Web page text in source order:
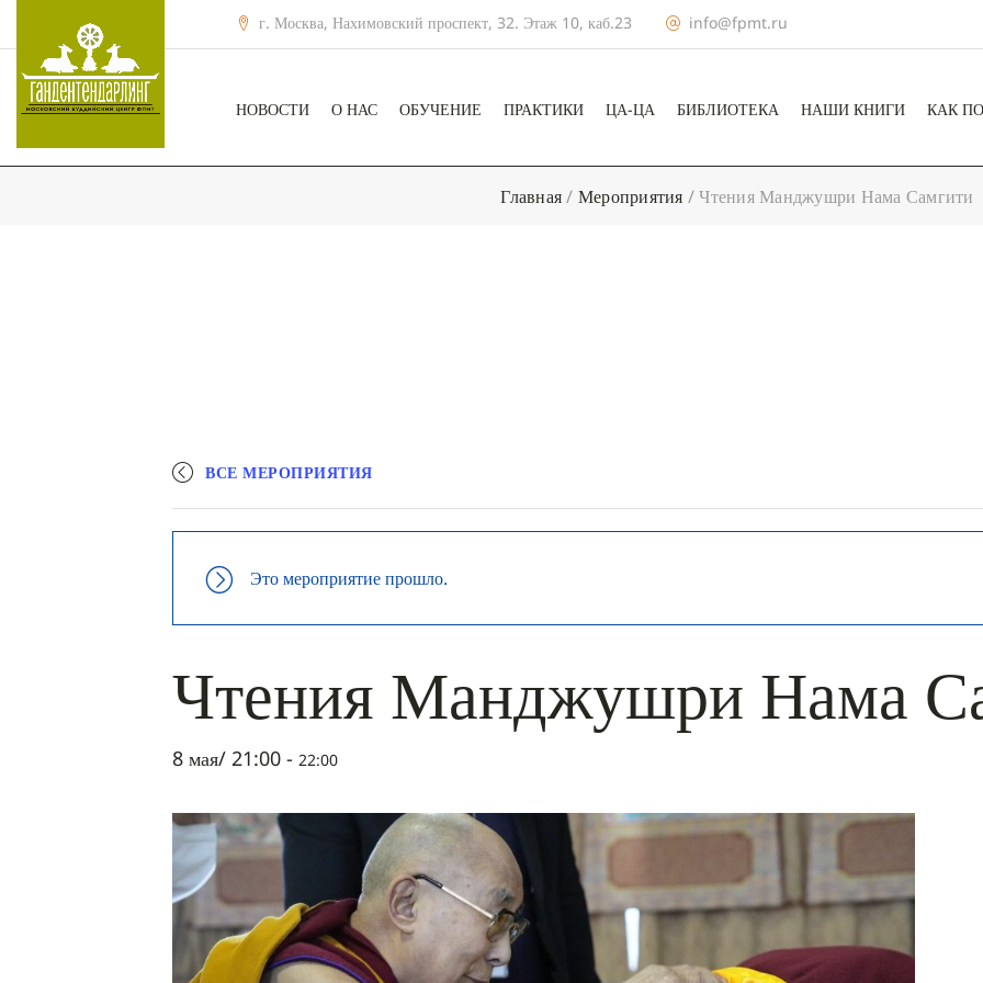
г. Москва, Нахимовский проспект, 32. Этаж 10, каб.23 info@fpmt.ru
НОВОСТИ О НАС ОБУЧЕНИЕ ПРАКТИКИ ЦА-ЦА БИБЛИОТЕКА НАШИ КНИГИ КАК
Главная/ Мероприятия /Чтения Манджушри Нама Самгити
ВСЕ МЕРОПРИЯТИЯ
Это мероприятие прошло.
Чтения Манджушри Нама
8 мая/ 21:00 - 22:00